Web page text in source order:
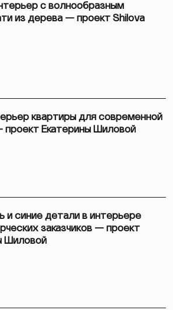
с волнообразным
из дерева — проект Shilova
квартиры для современной
проект Екатерины Шиловой
и синие детали в интерьере
заказчиков — проект
Шиловой